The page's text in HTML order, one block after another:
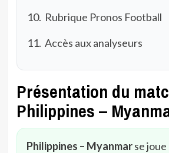
Rubrique Pronos Football
Accès aux analyseurs
Présentation du
Philippines –
Philippines – Myanmarse joue